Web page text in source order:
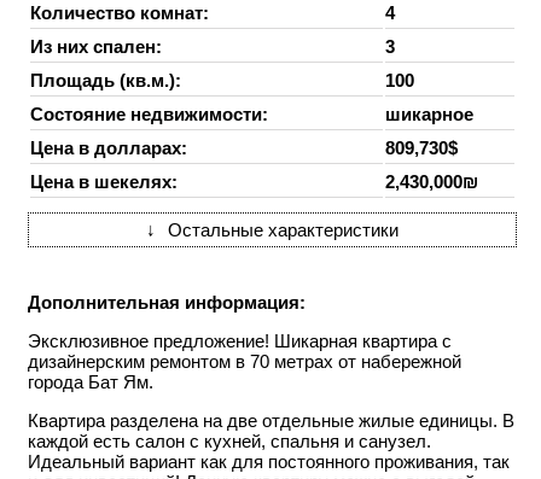
Количество комнат:
4
Из них спален:
3
Площадь (кв.м.):
100
Состояние недвижимости:
шикарное
Цена в долларах:
809,730$
Цена в шекелях:
2,430,000₪
↓ Остальные характеристики
Дополнительная информация:
Эксклюзивное предложение! Шикарная квартира с
дизайнерским ремонтом в 70 метрах от набережной
города Бат Ям.
Квартира разделена на две отдельные жилые единицы. В
каждой есть салон с кухней, спальня и санузел.
Идеальный вариант как для постоянного проживания, так